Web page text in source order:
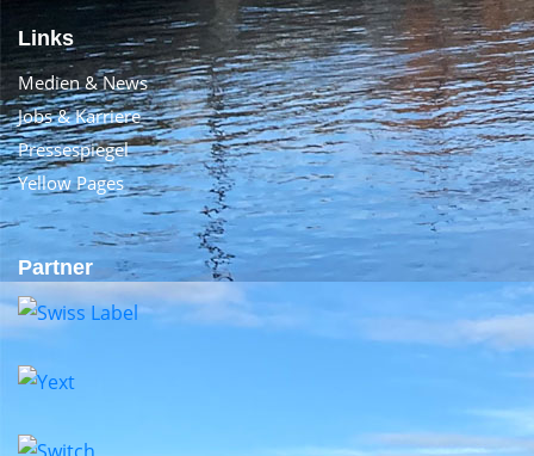
Links
Medien & News
Jobs & Karriere
Pressespiegel
Yellow Pages
Partner